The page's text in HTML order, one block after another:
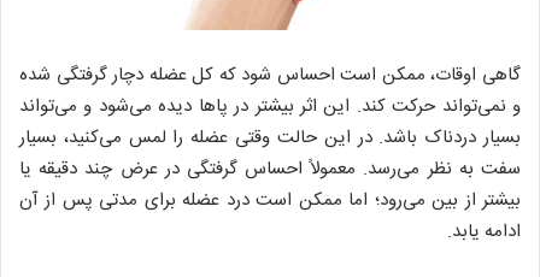
گاهی اوقات، ممکن است احساس شود که کل عضله دچار گرفتگی شده
و نمی‌تواند حرکت کند. این اثر بیشتر در پا‌ها دیده می‌شود و می‌تواند
بسیار دردناک باشد. در این حالت وقتی عضله را لمس می‌کنید، بسیار
سفت به نظر می‌رسد. معمولاً احساس گرفتگی در عرض چند دقیقه یا
بیشتر از بین می‌رود؛ اما ممکن است درد عضله برای مدتی پس از آن
ادامه یابد.